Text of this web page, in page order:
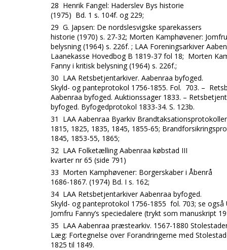
28 Henrik Fangel: Haderslev Bys historie
(1975) Bd. 1 s. 104f. og 229;
29 G. Japsen: De nordslesvigske sparekassers
historie (1970) s. 27-32; Morten Kamphøvener:
belysning (1964) s. 226f. ; LAA Foreningsarkiver
Laanekasse Hovedbog B 1819-37 fol 18; Morten
Fanny i kritisk belysning (1964) s. 226f.;
30 LAA Retsbetjentarkiver. Aabenraa byfoged.
Skyld- og panteprotokol 1756-1855. Fol. 703. –
Aabenraa byfoged. Auktionssager 1833. –
byfoged. Byfogedprotokol 1833-34. S. 123b.
31
LAA Aabenraa Byarkiv Brandtaksationsprotokoller
1815, 1825, 1835, 1845, 1855-65;
1845, 1853-55, 1865;
32 LAA Folketælling Aabenraa købstad III
kvarter nr 65 (side 791)
33 Morten Kamphøvener: Borgerskaber i Åbenrå
1686-1867. (1974) Bd. I s. 162;
34 LAA Retsbetjentarkiver Aabenraa byfoged.
Skyld- og panteprotokol 1756-1855 fol. 703; se også
Jomfru Fanny’s speciedalere (trykt som manuskript
35 LAA Aabenraa præstearkiv. 1567-1880
Læg: Fortegnelse over Forandringerne med
1825 til 1849.